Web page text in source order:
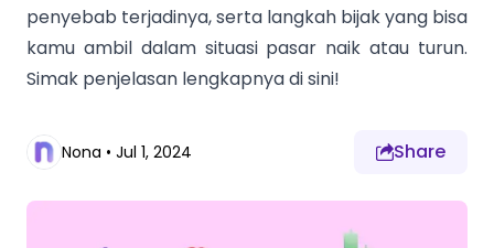
penyebab terjadinya, serta langkah bijak yang bisa
kamu ambil dalam situasi pasar naik atau turun.
Simak penjelasan lengkapnya di sini!
Nona • Jul 1, 2024 Share